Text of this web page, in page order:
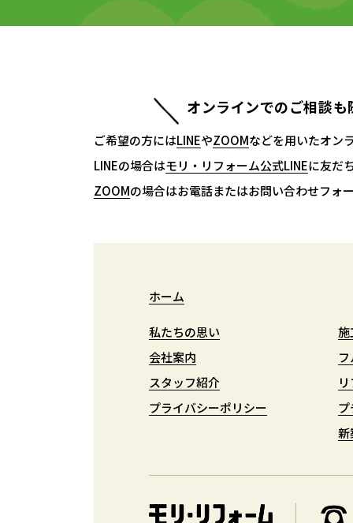
オンラインでのご相談も
ご希望の方にはLINE
LINEやZOOM
ZOOMなどを用いたオン
LINEの場合はモリ・リフォーム公式LINE
モリ・リフォーム公式LINEに友だ
ZOOM
ZOOMの場合はお電話またはお問い合わせフォ
ホーム
ホーム
私たちの思い
私たちの思い
会社案内
会社案内
スタッフ紹介
スタッフ紹介
プライバシーポリシー
プライバシーポリシー
施
施
新
新